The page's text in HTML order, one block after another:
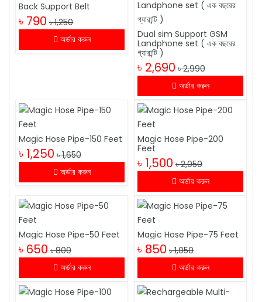
Back Support Belt
৳ 790 ৳ 1,250
অর্ডার করুন
Dual sim Support GSM
Landphone set ( এক বছরের
গ্যারান্টি )
৳ 2,690 ৳ 2,990
অর্ডার করুন
Magic Hose Pipe-150 Feet
৳ 1,250 ৳ 1,650
অর্ডার করুন
Magic Hose Pipe-200
Feet
৳ 1,500 ৳ 2,050
অর্ডার করুন
Magic Hose Pipe-50 Feet
৳ 650 ৳ 800
অর্ডার করুন
Magic Hose Pipe-75 Feet
৳ 850 ৳ 1,050
অর্ডার করুন